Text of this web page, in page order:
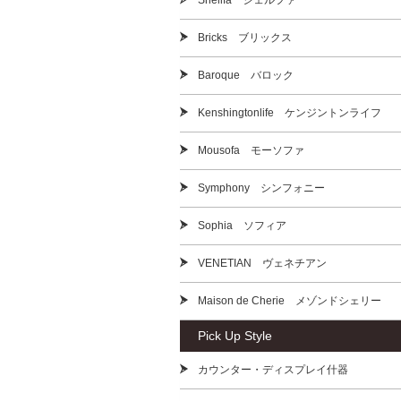
Bricks ブリックス
Baroque バロック
Kenshingtonlife ケンジントンライフ
Mousofa モーソファ
Symphony シンフォニー
Sophia ソフィア
VENETIAN ヴェネチアン
Maison de Cherie メゾンドシェリー
Pick Up Style
カウンター・ディスプレイ什器